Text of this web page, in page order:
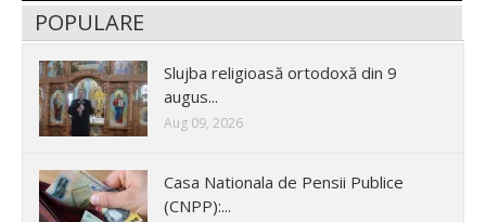
POPULARE
Slujba religioasă ortodoxă din 9
augus...
Aug 09, 2026
Casa Nationala de Pensii Publice
(CNPP):...